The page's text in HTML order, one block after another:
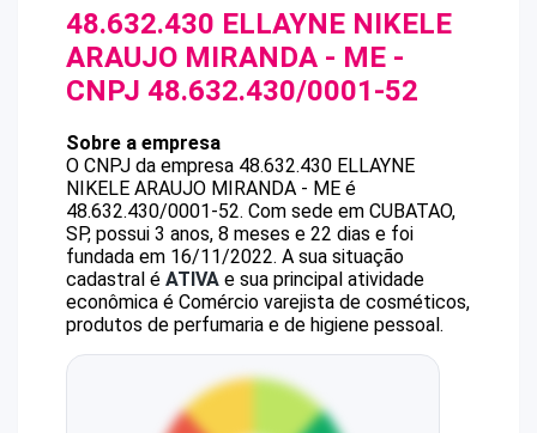
48.632.430 ELLAYNE NIKELE
ARAUJO MIRANDA - ME -
CNPJ 48.632.430/0001-52
Sobre a empresa
O CNPJ da empresa 48.632.430 ELLAYNE
NIKELE ARAUJO MIRANDA - ME é
48.632.430/0001-52. Com sede em CUBATAO,
SP, possui 3 anos, 8 meses e 22 dias e foi
fundada em 16/11/2022. A sua situação
cadastral é ATIVA e sua principal atividade
econômica é Comércio varejista de cosméticos,
produtos de perfumaria e de higiene pessoal.